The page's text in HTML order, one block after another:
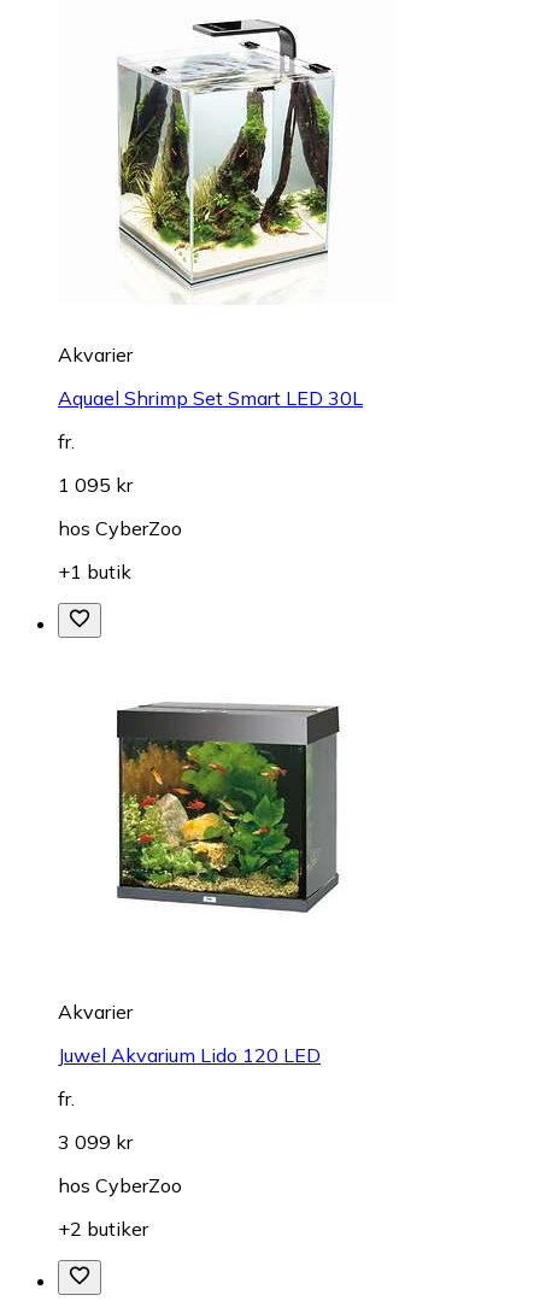
Akvarier
Aquael Shrimp Set Smart LED 30L
fr.
1 095 kr
hos CyberZoo
+1 butik
Akvarier
Juwel Akvarium Lido 120 LED
fr.
3 099 kr
hos CyberZoo
+2 butiker